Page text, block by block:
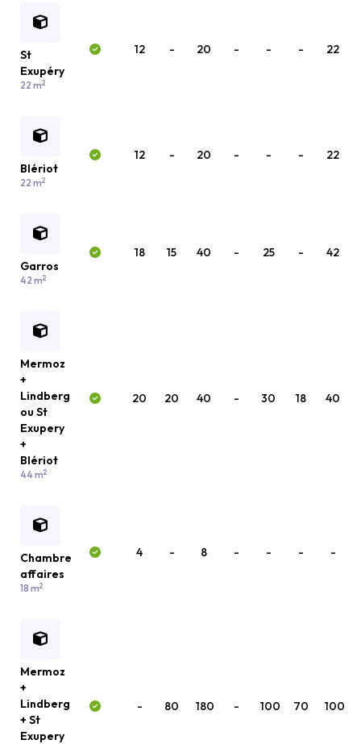
St
Exupéry
22 m2
12 - 20 - - - 22
Blériot
22 m2
12 - 20 - - - 22
Garros
42 m2
18 15 40 - 25 - 42
Mermoz
+
Lindberg
ou St
Exupery
+
Blériot
44 m2
20 20 40 - 30 18 40
Chambre
affaires
18 m2
4 - 8 - - - -
Mermoz
+
Lindberg
+ St
Exupery
- 80 180 - 100 70 100